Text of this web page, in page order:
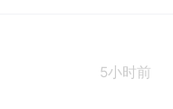
5小时前